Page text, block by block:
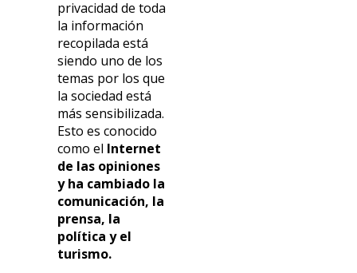
privacidad de toda
la información
recopilada está
siendo uno de los
temas por los que
la sociedad está
más sensibilizada.
Esto es conocido
como el Internet
de las opiniones
y ha cambiado la
comunicación, la
prensa, la
política y el
turismo.